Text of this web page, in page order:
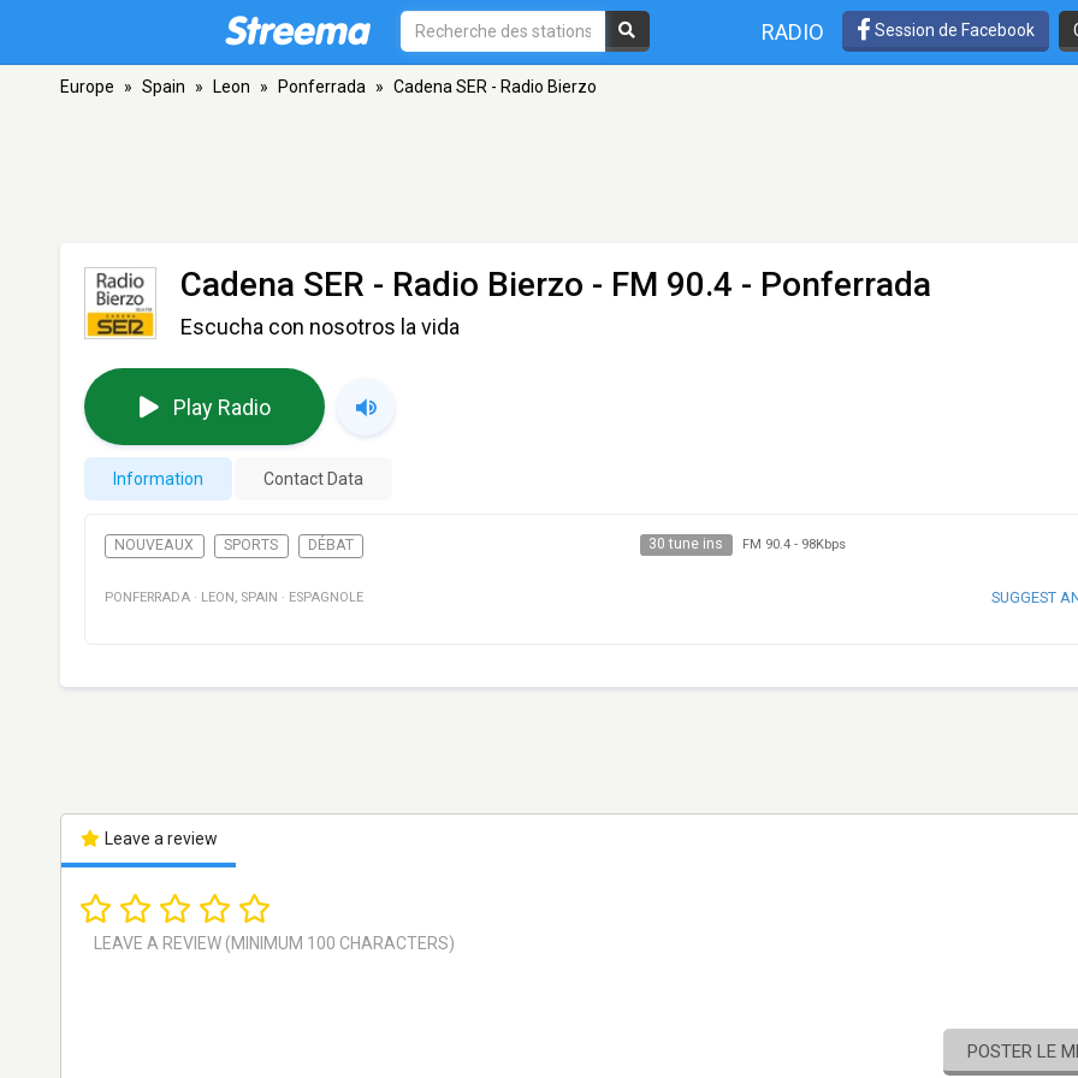
RADIO Session de Facebook
Europe » Spain » Leon » Ponferrada » Cadena SER - Radio Bierzo
Cadena SER - Radio Bierzo - FM 90.4 - Ponferrada
Escucha con nosotros la vida
Play Radio
Information Contact Data
NOUVEAUX SPORTS DÉBAT 30 tune ins FM 90.4- 98Kbps
PONFERRADA · LEON , SPAIN · ESPAGNOLE SUGGEST
Leave a review
POSTER LE